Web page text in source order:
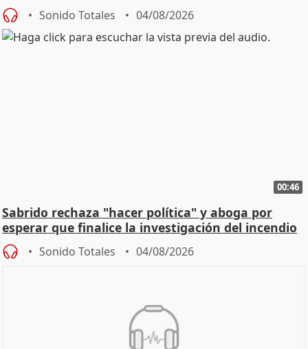
Sonido Totales 04/08/2026
00:46
Sabrido rechaza "hacer política" y aboga por
esperar que finalice la investigación del incendio
Sonido Totales 04/08/2026